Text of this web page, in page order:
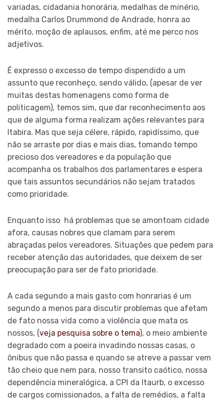
variadas, cidadania honorária, medalhas de minério,
medalha Carlos Drummond de Andrade, honra ao
mérito, moção de aplausos, enfim, até me perco nos
adjetivos.
É expresso o excesso de tempo dispendido a um
assunto que reconheço, sendo válido, (apesar de ver
muitas destas homenagens como forma de
politicagem), temos sim, que dar reconhecimento aos
que de alguma forma realizam ações relevantes para
Itabira. Mas que seja célere, rápido, rapidíssimo, que
não se arraste por dias e mais dias, tomando tempo
precioso dos vereadores e da população que
acompanha os trabalhos dos parlamentares e espera
que tais assuntos secundários não sejam tratados
como prioridade.
Enquanto isso há problemas que se amontoam cidade
afora, causas nobres que clamam para serem
abraçadas pelos vereadores. Situações que pedem para
receber atenção das autoridades, que deixem de ser
preocupação para ser de fato prioridade.
A cada segundo a mais gasto com honrarias é um
segundo a menos para discutir problemas que afetam
de fato nossa vida como a violência que mata os
nossos, (veja pesquisa sobre o tema), o meio ambiente
degradado com a poeira invadindo nossas casas, o
ônibus que não passa e quando se atreve a passar vem
tão cheio que nem para, nosso transito caótico, nossa
dependência mineralógica, a CPI da Itaurb, o excesso
de cargos comissionados, a falta de remédios, a falta